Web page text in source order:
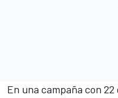
En una campaña con